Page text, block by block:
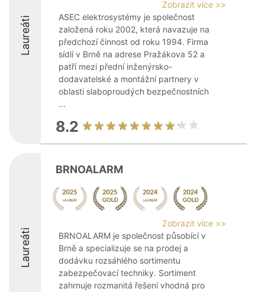
Laureáti
Zobrazit více >>
ASEC elektrosystémy je společnost
založená roku 2002, která navazuje na
předchozí činnost od roku 1994. Firma
sídlí v Brně na adrese Pražákova 52 a
patří mezi přední inženýrsko-
dodavatelské a montážní partnery v
oblasti slaboproudých bezpečnostních
...
8.2
Laureáti
BRNOALARM
Zobrazit více >>
BRNOALARM je společnost působící v
Brně a specializuje se na prodej a
dodávku rozsáhlého sortimentu
zabezpečovací techniky. Sortiment
zahrnuje rozmanitá řešení vhodná pro